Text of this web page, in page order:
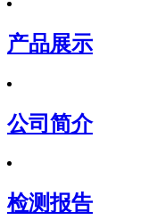
产品展示
公司简介
检测报告